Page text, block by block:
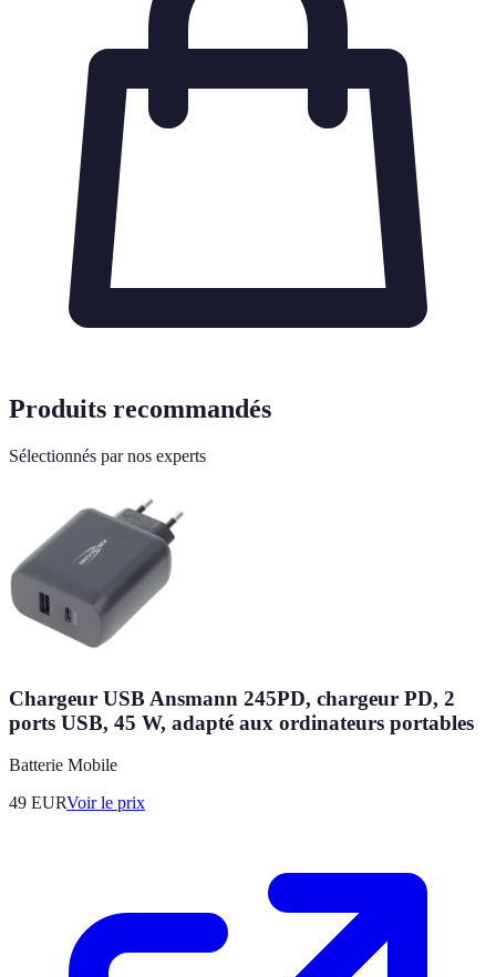
Produits recommandés
Sélectionnés par nos experts
Chargeur USB Ansmann 245PD, chargeur PD, 2
ports USB, 45 W, adapté aux ordinateurs portables
Batterie Mobile
49 EURVoir le prix